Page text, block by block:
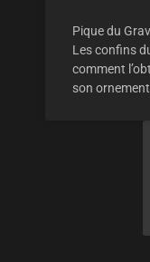
Pique du
Les confins
comment
son